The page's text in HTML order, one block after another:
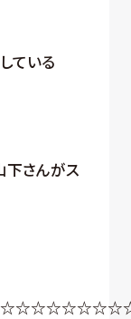
ている
下さんがス